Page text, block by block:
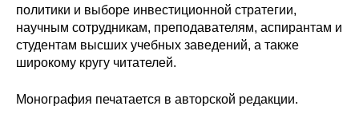
Выпуски
Редакционная этика
Информация для авторов
политики и выборе инвестиционной стратегии,
научным сотрудникам, преподавателям, аспирантам и
студентам высших учебных заведений, а также
широкому кругу читателей.
Монография печатается в авторской редакции.